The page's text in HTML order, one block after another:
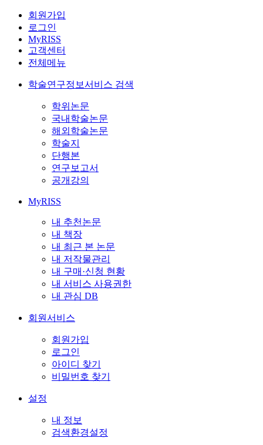
회원가입
로그인
MyRISS
고객센터
전체메뉴
학술연구정보서비스 검색
학위논문
국내학술논문
해외학술논문
학술지
단행본
연구보고서
공개강의
MyRISS
내 추천논문
내 책장
내 최근 본 논문
내 저작물관리
내 구매·신청 현황
내 서비스 사용권한
내 관심 DB
회원서비스
회원가입
로그인
아이디 찾기
비밀번호 찾기
설정
내 정보
검색환경설정